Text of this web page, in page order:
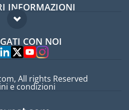
per expat
INFORMAZIONI
frequenti
EspertiCON NOI
All rights Reserved
e condizioni